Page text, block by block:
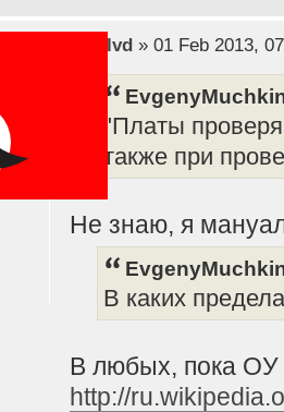
lvd» 01 Feb 2013,
"Платы
также при
Не знаю, я
В каких
В любых, пока ОУ
http://